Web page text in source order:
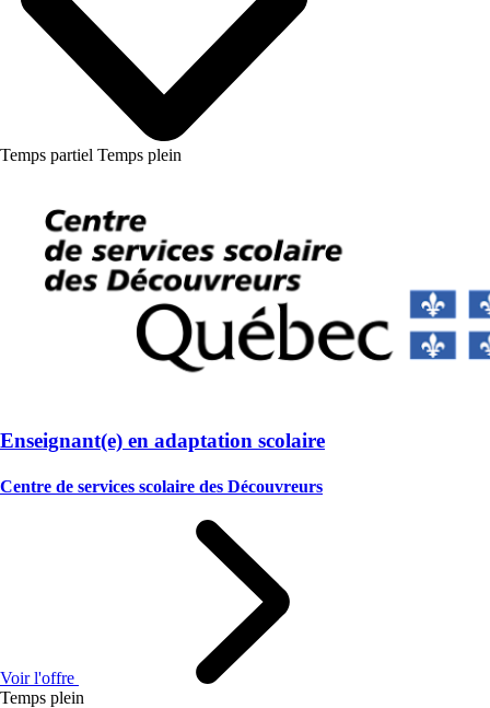
Temps partiel Temps plein
Enseignant(e) en adaptation scolaire
Centre de services scolaire des Découvreurs
Voir l'offre
Temps plein